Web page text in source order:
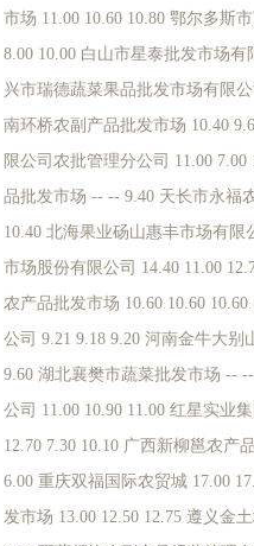
市场 11.00 10.60 10.80 鄂尔多斯
8.00 10.00 白山市星泰批发市场
兴市瑞德蔬菜果品批发市场有限
南环桥农副产品批发市场 10.40
限公司农批管理分公司 11.00
品批发市场 -- -- 9.40 天长市永福
10.40 北海果业砀山惠丰市场有
市场股份有限公司 14.40 11.00
农产品批发市场 10.60 10.60
公司 9.21 9.18 9.20 河南金牛大别
9.60 湖北襄樊市蔬菜批发市场 --
公司 11.00 10.90 11.00 红星实业
12.70 7.30 10.10 广西新柳邕农产
6.00 重庆双福国际农贸城 17.00
发市场 13.00 12.50 12.75 遵义金